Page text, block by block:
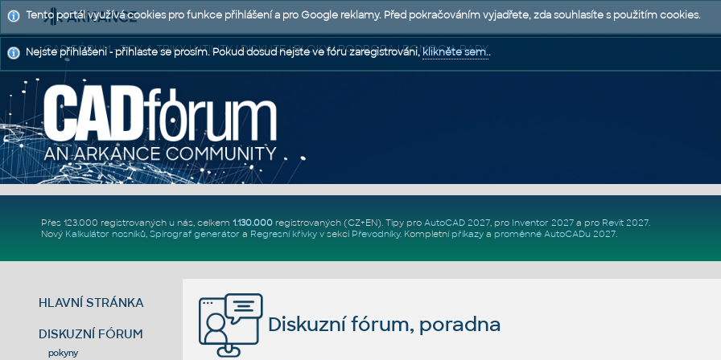
CAD FÓRUM - TIPY A TRIKY | UTILITY | DISKUZE | BLOKY | PODPORA | POMOC A RADY
Přes 123.000 registrovaných u nás, celkem 1.130.000registrovaných (CZ+EN). Tipy pro AutoCAD 2027, pro Inventor 2027a pro Revit 2027.
Nový Kalkulátor nosníků, Spirograf generátor a Regresní křivkyv sekci Převodníky. Kompletní příkazya proměnné AutoCADu 2027.
HLAVNÍ STRÁNKA
DISKUZNÍ FÓRUM
pokyny
Diskuzní fórum, poradna
Tento portál využívá cookies pro funkce přihlášení a pro Google reklamy. Před pokračováním vyjadřete, zda souhlasíte s použitím cookies.
Nejste přihlášeni - přihlaste se prosím. Pokud dosud nejste ve fóru zaregistrováni,klikněte sem..